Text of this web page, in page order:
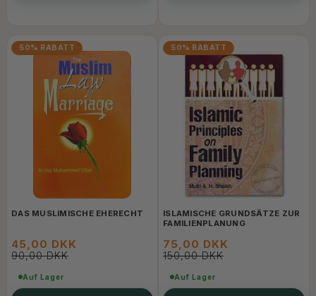
50% RABATT
DAS MUSLIMISCHE EHERECHT
45,00 DKK
90,00 DKK
Auf Lager
50% RABATT
ISLAMISCHE GRUNDSÄTZE ZUR
FAMILIENPLANUNG
75,00 DKK
150,00 DKK
Auf Lager